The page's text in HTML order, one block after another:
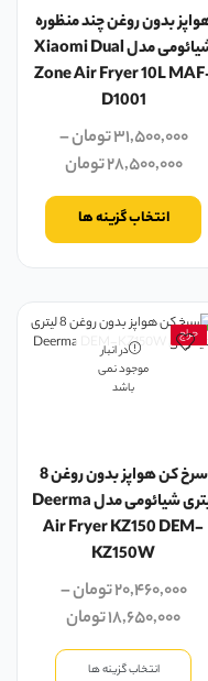
بدون روغن چند منظوره
شیائومی مدل Xiaomi Dual
Zone Air Fryer 10L
D1001
۳۱,۵۰۰,۰۰۰تومان–
۲۸,۵۰۰,۰۰۰تومان
انتخاب گزینه ها
حراج
در انبار
موجود نمی
باشد
سرخ کن هواپز بدون روغن 8
لیتری شیائومی مدل Deerma
Air Fryer KZ150 DEM-
KZ150W
۲۰,۴۶۰,۰۰۰تومان–
۱۸,۶۵۰,۰۰۰تومان
انتخاب گزینه ها